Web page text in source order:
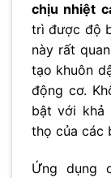
chịu nhiệt
trì được độ
này rất
tạo khuôn
động cơ.
bật với khả
thọ của các
Ứng dụng